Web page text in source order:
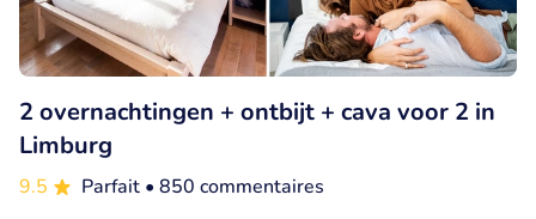
2 overnachtingen + ontbijt + cava voor 2 in
Limburg
9.5 Parfait • 850 commentaires